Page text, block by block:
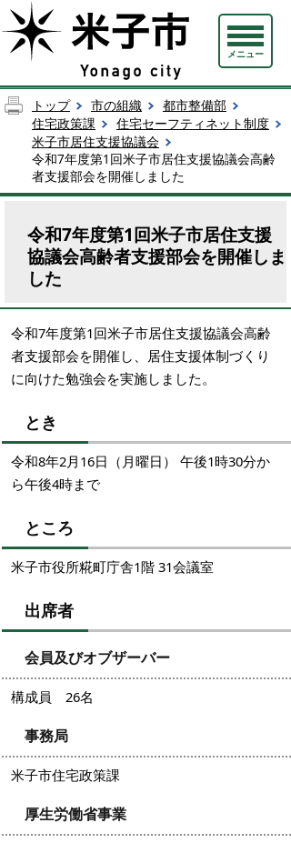
メニュー
トップ 市の組織
都市整備部
住宅政策課
住宅セーフティネット制度
米子市居住支援協議会
令和7年度第1回米子市居住支援協議会高齢
者支援部会を開催しました
令和7年度第1回米子市居住支援
協議会高齢者支援部会を開催しま
した
令和7年度第1回米子市居住支援協議会高齢
者支援部会を開催し、居住支援体制づくり
に向けた勉強会を実施しました。
とき
令和8年2月16日（月曜日） 午後1時30分か
ら午後4時まで
ところ
米子市役所糀町庁舎1階 31会議室
出席者
会員及びオブザーバー
構成員 26名
事務局
米子市住宅政策課
厚生労働省事業